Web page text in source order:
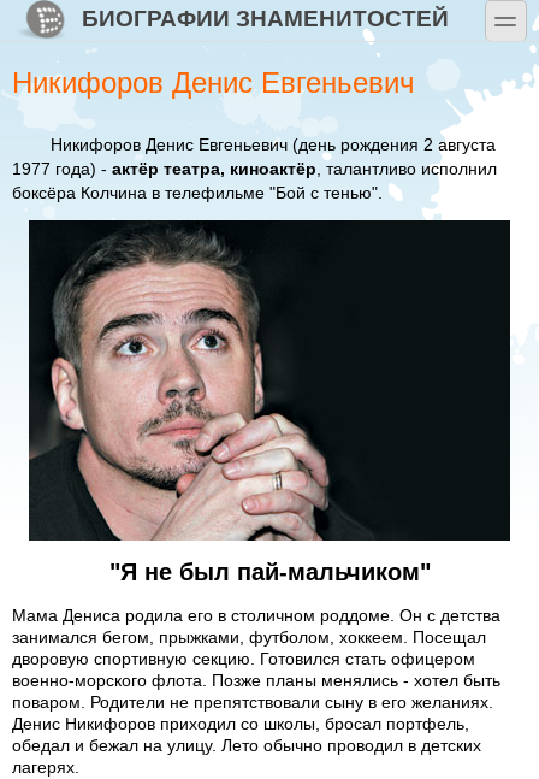
Перейти к основному содержанию
Skip to searchБИОГРАФИИ ЗНАМЕНИТОСТЕЙ toggle
Никифоров Денис Евгеньевич
Никифоров Денис Евгеньевич (день рождения 2 августа
1977 года) - актёр театра, киноактёр, талантливо исполнил
боксёра Колчина в телефильме "Бой с тенью".
"Я не был пай-мальчиком"
Мама Дениса родила его в столичном роддоме. Он с детства
занимался бегом, прыжками, футболом, хоккеем. Посещал
дворовую спортивную секцию. Готовился стать офицером
военно-морского флота. Позже планы менялись - хотел быть
поваром. Родители не препятствовали сыну в его желаниях.
Денис Никифоров приходил со школы, бросал портфель,
обедал и бежал на улицу. Лето обычно проводил в детских
лагерях.